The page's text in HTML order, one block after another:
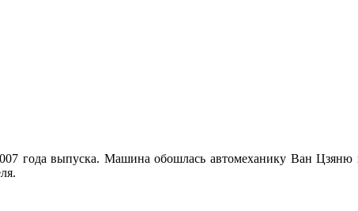
года выпуска. Машина обошлась автомеханику Ван Цзяню